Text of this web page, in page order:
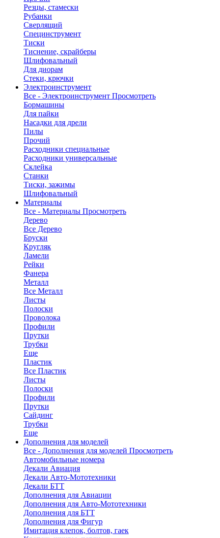
Резцы, стамески
Рубанки
Сверлящий
Специнструмент
Тиски
Тиснение, скрайберы
Шлифовальный
Для диорам
Стеки, крючки
Электроинструмент
Все - Электроинструмент Просмотреть
Бормашины
Для пайки
Насадки для дрели
Пилы
Прочий
Расходники специальные
Расходники универсальные
Склейка
Станки
Тиски, зажимы
Шлифовальный
Материалы
Все - Материалы Просмотреть
Дерево
Все Дерево
Бруски
Кругляк
Ламели
Рейки
Фанера
Металл
Все Металл
Листы
Полоски
Проволока
Профили
Прутки
Трубки
Еще
Пластик
Все Пластик
Листы
Полоски
Профили
Прутки
Сайдинг
Трубки
Еще
Дополнения для моделей
Все - Дополнения для моделей Просмотреть
Автомобильные номера
Декали Авиация
Декали Авто-Мототехники
Декали БТТ
Дополнения для Авиации
Дополнения для Авто-Мототехники
Дополнения для БТТ
Дополнения для Фигур
Имитация клепок, болтов, гаек